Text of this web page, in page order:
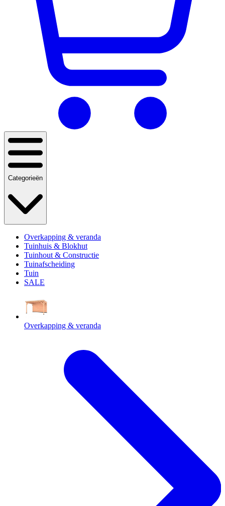
Categorieën
Overkapping & veranda
Tuinhuis & Blokhut
Tuinhout & Constructie
Tuinafscheiding
Tuin
SALE
Overkapping & veranda